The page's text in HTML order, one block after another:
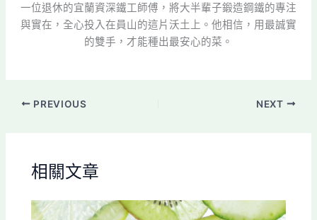
一位退休的宜蘭資深鐵工師傅，將大半輩子鍛造鋼鐵的專注
與實在，全心投入在員山的這片沃土上。他相信，用最誠實
的雙手，才能種出最安心的菜。
PREVIOUS NEXT
相關文章